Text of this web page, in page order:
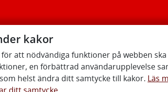
kakor
att nödvändiga funktioner på webben ska
en förbättrad användarupplevelse
helst ändra ditt samtycke till kakor. Läs
Vi gör